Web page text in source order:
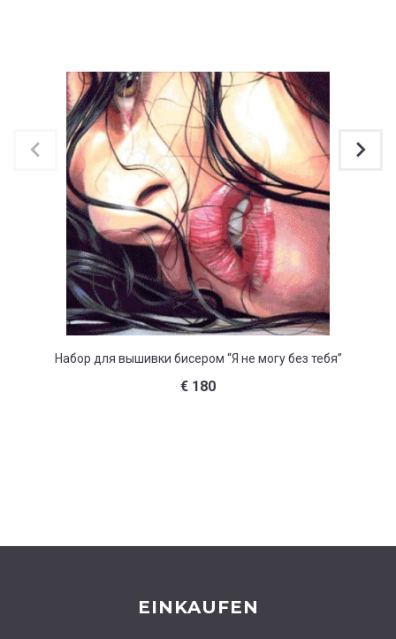
Набор для вышивки бисером “Я не могу без тебя”
€ 180
EINKAUFEN